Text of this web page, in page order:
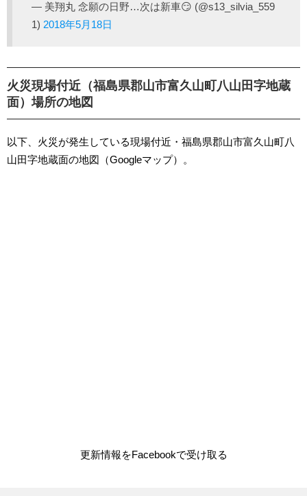
— 美翔丸 念願の日野…次は新車😏 (@s13_silvia_559
1) 2018年5月18日
火災現場付近（福島県郡山市富久山町八山田字地蔵
面）場所の地図
以下、火災が発生している現場付近・福島県郡山市富久山町八
山田字地蔵面の地図（Googleマップ）。
更新情報をFacebookで受け取る